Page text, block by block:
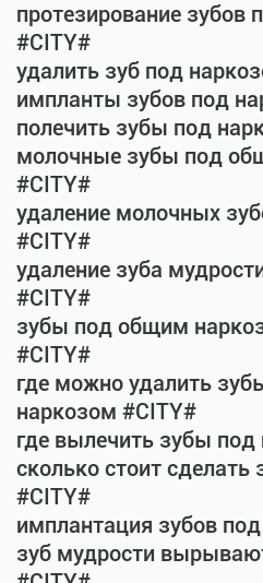
протезирование зубов
#CITY#
удалить зуб под
импланты зубов под
полечить зубы под
молочные зубы под
#CITY#
удаление молочных
#CITY#
удаление зуба
#CITY#
зубы под общим
#CITY#
где можно удалить
наркозом #CITY#
где вылечить зубы
сколько стоит
#CITY#
имплантация зубов
зуб мудрости